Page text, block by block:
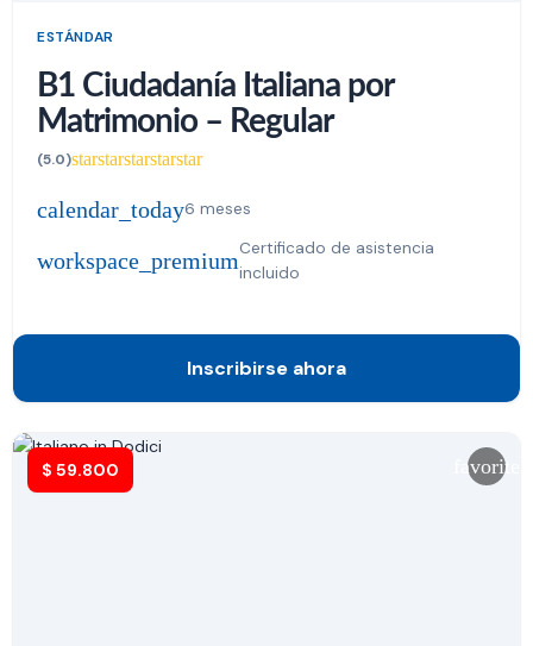
ESTÁNDAR
B1 Ciudadanía Italiana por
Matrimonio – Regular
(5.0)starstarstarstarstar
calendar_today6 meses
workspace_premiumCertificado de asistencia
incluido
Inscribirse ahora
$ 59.800 favorite